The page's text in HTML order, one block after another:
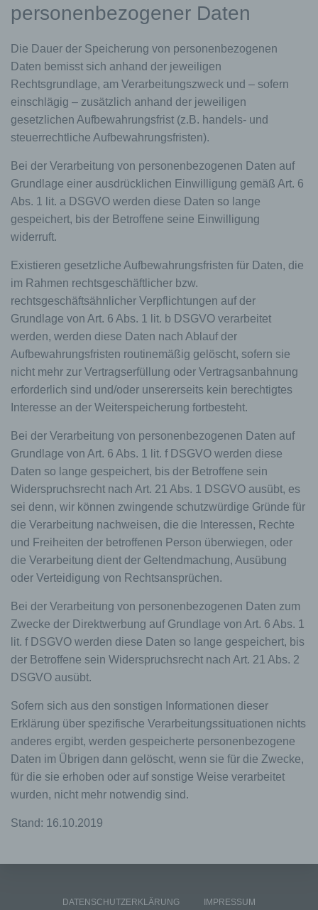
personenbezogener Daten
Die Dauer der Speicherung von personenbezogenen
Daten bemisst sich anhand der jeweiligen
Rechtsgrundlage, am Verarbeitungszweck und – sofern
einschlägig – zusätzlich anhand der jeweiligen
gesetzlichen Aufbewahrungsfrist (z.B. handels- und
steuerrechtliche Aufbewahrungsfristen).
Bei der Verarbeitung von personenbezogenen Daten auf
Grundlage einer ausdrücklichen Einwilligung gemäß Art. 6
Abs. 1 lit. a DSGVO werden diese Daten so lange
gespeichert, bis der Betroffene seine Einwilligung
widerruft.
Existieren gesetzliche Aufbewahrungsfristen für Daten, die
im Rahmen rechtsgeschäftlicher bzw.
rechtsgeschäftsähnlicher Verpflichtungen auf der
Grundlage von Art. 6 Abs. 1 lit. b DSGVO verarbeitet
werden, werden diese Daten nach Ablauf der
Aufbewahrungsfristen routinemäßig gelöscht, sofern sie
nicht mehr zur Vertragserfüllung oder Vertragsanbahnung
erforderlich sind und/oder unsererseits kein berechtigtes
Interesse an der Weiterspeicherung fortbesteht.
Bei der Verarbeitung von personenbezogenen Daten auf
Grundlage von Art. 6 Abs. 1 lit. f DSGVO werden diese
Daten so lange gespeichert, bis der Betroffene sein
Widerspruchsrecht nach Art. 21 Abs. 1 DSGVO ausübt, es
sei denn, wir können zwingende schutzwürdige Gründe für
die Verarbeitung nachweisen, die die Interessen, Rechte
und Freiheiten der betroffenen Person überwiegen, oder
die Verarbeitung dient der Geltendmachung, Ausübung
oder Verteidigung von Rechtsansprüchen.
Bei der Verarbeitung von personenbezogenen Daten zum
Zwecke der Direktwerbung auf Grundlage von Art. 6 Abs. 1
lit. f DSGVO werden diese Daten so lange gespeichert, bis
der Betroffene sein Widerspruchsrecht nach Art. 21 Abs. 2
DSGVO ausübt.
Sofern sich aus den sonstigen Informationen dieser
Erklärung über spezifische Verarbeitungssituationen nichts
anderes ergibt, werden gespeicherte personenbezogene
Daten im Übrigen dann gelöscht, wenn sie für die Zwecke,
für die sie erhoben oder auf sonstige Weise verarbeitet
wurden, nicht mehr notwendig sind.
Stand: 16.10.2019
DATENSCHUTZERKLÄRUNG IMPRESSUM
für die Verarbeitung Verantwortlichen wird ferner
die vom Internet-Service-Provider (ISP) der
Datum sowie die Uhrzeit der Registrierung
gespeichert. Die Speicherung dieser Daten erfolgt
vor dem Hintergrund, dass nur so der Missbrauch
unserer Dienste verhindert werden kann, und
diese Daten im Bedarfsfall ermöglichen,
begangene Straftaten aufzuklären. Insofern ist die
Speicherung dieser Daten zur Absicherung des für
Eine Weitergabe dieser Daten an Dritte erfolgt
grundsätzlich nicht, sofern keine gesetzliche
Pflicht zur Weitergabe besteht oder die Weitergabe
der Strafverfolgung dient.
Die Registrierung der betroffenen Person unter
freiwilliger Angabe personenbezogener Daten
dazu, der betroffenen Person Inhalte oder
Leistungen anzubieten, die aufgrund der Natur der
Sache nur registrierten Benutzern angeboten
werden können. Registrierten Personen steht die
Möglichkeit frei, die bei der Registrierung
angegebenen personenbezogenen Daten
jederzeit abzuändern oder vollständig aus dem
Datenbestand des für die Verarbeitung
Verantwortlichen löschen zu lassen.
Der für die Verarbeitung Verantwortliche erteilt
Auskunft darüber, welche personenbezogenen
Daten über die betroffene Person gespeichert sind.
Ferner berichtigt oder löscht der für die
Verarbeitung Verantwortliche personenbezogene
Daten auf Wunsch oder Hinweis der betroffenen
Person, soweit dem keine gesetzlichen
Aufbewahrungspflichten entgegenstehen. Die
Gesamtheit der Mitarbeiter des für die Verarbeitung
Verantwortlichen stehen der betroffenen Person in
diesem Zusammenhang als Ansprechpartner zur
Verfügung.
Die Internetseite enthält aufgrund von gesetzlichen
Vorschriften Angaben, die eine schnelle
elektronische Kontaktaufnahme zu unserem
Unternehmen sowie eine unmittelbare
Kommunikation mit uns ermöglichen, was
sogenannten elektronischen Post (E-Mail-
Adresse) umfasst. Sofern eine betroffene Person
per E-Mail oder über ein Kontaktformular den
Kontakt mit dem für die Verarbeitung
Verantwortlichen aufnimmt, werden die von der
betroffenen Person übermittelten
personenbezogenen Daten automatisch
gespeichert. Solche auf freiwilliger Basis von einer
Verantwortlichen übermittelten